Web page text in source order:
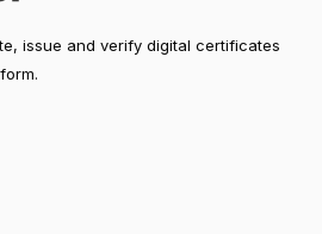
issue and verify digital certificates